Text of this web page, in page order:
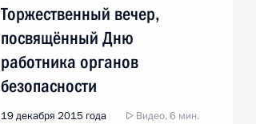
Торжественный вечер,
посвящённый Дню
работника органов
безопасности
19 декабря 2015 года Видео, 6 мин.